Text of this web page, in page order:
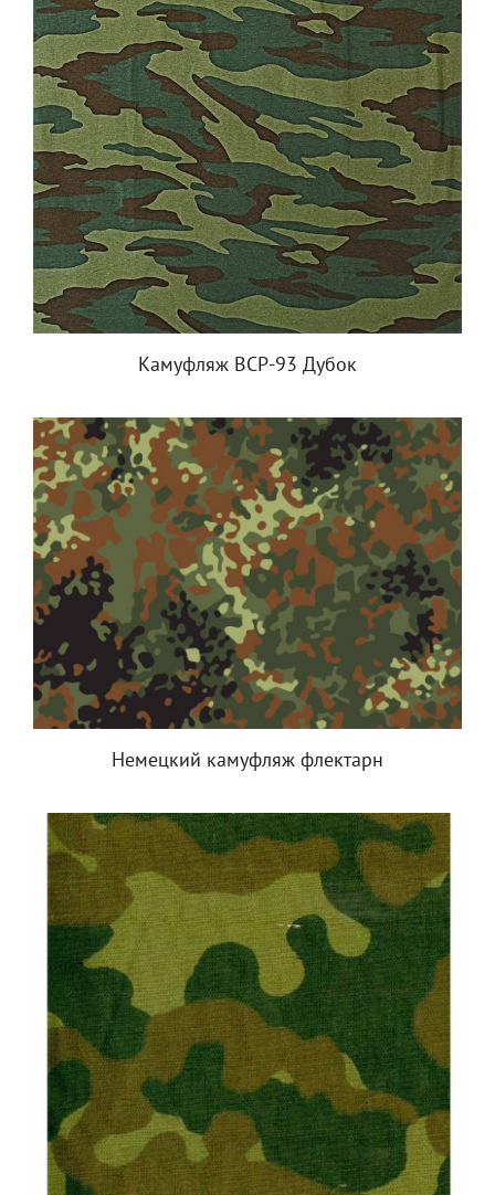
Камуфляж ВСР-93 Дубок
Немецкий камуфляж флектарн